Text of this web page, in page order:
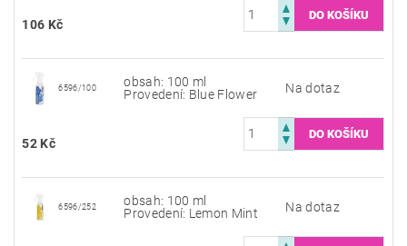
106 Kč
6596/100
obsah: 100 ml
Provedení: Blue Flower
Na dotaz
52 Kč
6596/252
obsah: 100 ml
Provedení: Lemon Mint
Na dotaz